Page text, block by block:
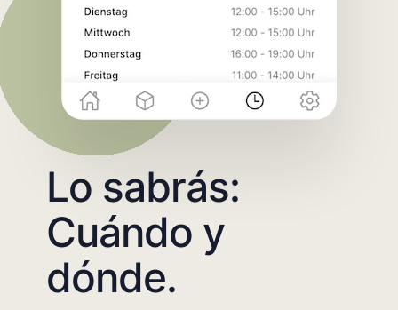
Lo sabrás:
Cuándo y
dónde.